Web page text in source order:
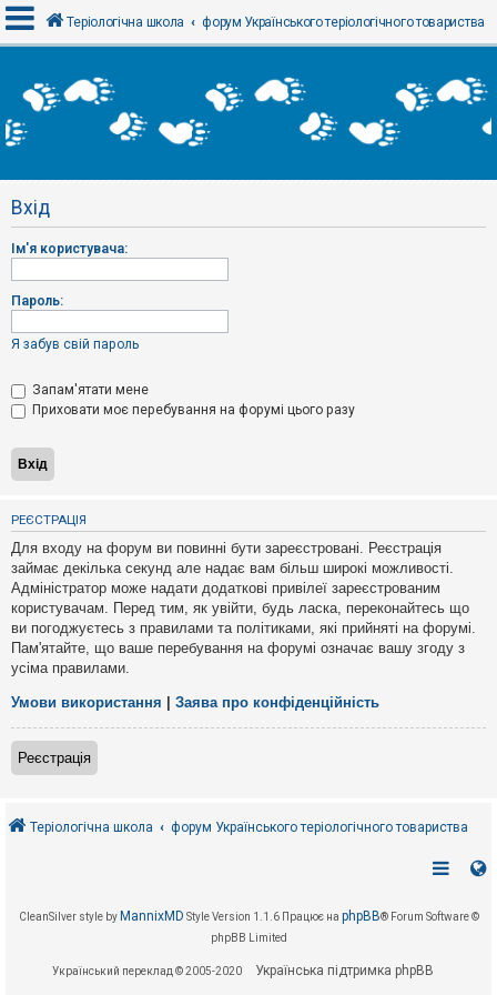
х
і
Р
є
т
р
а
і
Т
м
и
б
з
в
і
д
п
о
в
і
д
е
й
А
к
т
и
і
Теріологічна школа форум Українського теріологічного товариства
Вхід
Ім'я користувача:
Пароль:
Я забув свій пароль
Запам'ятати мене
Приховати моє перебування на форумі цього разу
РЕЄСТРАЦІЯ
Для входу на форум ви повинні бути зареєстровані. Реєстрація
займає декілька секунд але надає вам більш широкі можливості.
Адміністратор може надати додаткові привілеї зареєстрованим
користувачам. Перед тим, як увійти, будь ласка, переконайтесь що
ви погоджуєтесь з правилами та політиками, які прийняті на форумі.
Пам'ятайте, що ваше перебування на форумі означає вашу згоду з
усіма правилами.
Умови використання Заява про конфіденційність
Реєстрація
Теріологічна школа форум Українського теріологічного товариства
CleanSilver style by MannixMD Style Version 1.1.6 Працює на phpBB® Forum Software ©
phpBB Limited
Український переклад © 2005-2020 Українська підтримка phpBB